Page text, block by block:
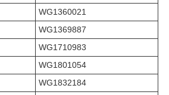
WG1360021
WG1369887
WG1710983
WG1801054
WG1832184